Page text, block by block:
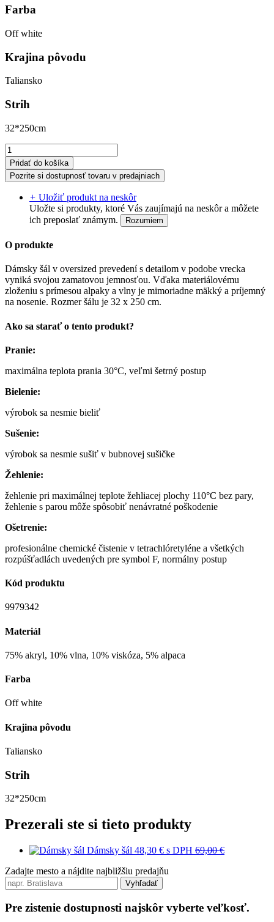
Farba
Off white
Krajina pôvodu
Taliansko
Strih
32*250cm
Pridať do košíka
Pozrite si dostupnosť tovaru v predajniach
+ Uložiť produkt na neskôr
Uložte si produkty, ktoré Vás zaujímajú na neskôr a môžete
ich preposlať známym.
Rozumiem
O produkte
Dámsky šál v oversized prevedení s detailom v podobe vrecka
vyniká svojou zamatovou jemnosťou. Vďaka materiálovému
zloženiu s prímesou alpaky a vlny je mimoriadne mäkký a príjemný
na nosenie. Rozmer šálu je 32 x 250 cm.
Ako sa starať o tento produkt?
Pranie:
maximálna teplota prania 30°C, veľmi šetrný postup
Bielenie:
výrobok sa nesmie bieliť
Sušenie:
výrobok sa nesmie sušiť v bubnovej sušičke
Žehlenie:
žehlenie pri maximálnej teplote žehliacej plochy 110°C bez pary,
žehlenie s parou môže spôsobiť nenávratné poškodenie
Ošetrenie:
profesionálne chemické čistenie v tetrachlóretyléne a všetkých
rozpúšťadlách uvedených pre symbol F, normálny postup
Kód produktu
9979342
Materiál
75% akryl, 10% vlna, 10% viskóza, 5% alpaca
Farba
Off white
Krajina pôvodu
Taliansko
Strih
32*250cm
Prezerali ste si tieto produkty
Dámsky šál 48,30 € s DPH 69,00 €
Zadajte mesto a nájdite najbližšiu predajňu
Vyhľadať
Pre zistenie dostupnosti najskôr vyberte veľkosť.